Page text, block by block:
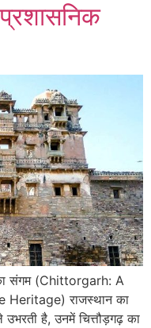
का संगम (Chittorgarh: A
राजस्थान का
है, उनमें चित्तौड़गढ़ का